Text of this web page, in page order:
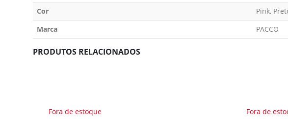
Cor
Pink,
Marca
PACCO
PRODUTOS RELACIONADOS
Fora de estoque Fora de